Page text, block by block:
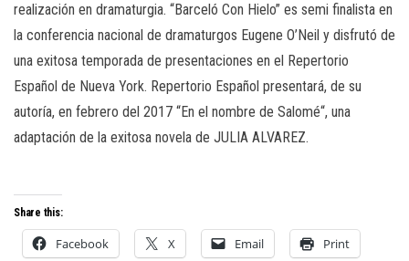
realización en dramaturgia. “Barceló Con Hielo” es semi finalista en
la conferencia nacional de dramaturgos Eugene O’Neil y disfrutó de
una exitosa temporada de presentaciones en el Repertorio
Español de Nueva York. Repertorio Español presentará, de su
autoría, en febrero del 2017 “En el nombre de Salomé“, una
adaptación de la exitosa novela de JULIA ALVAREZ.
Share this:
Facebook X Email Print